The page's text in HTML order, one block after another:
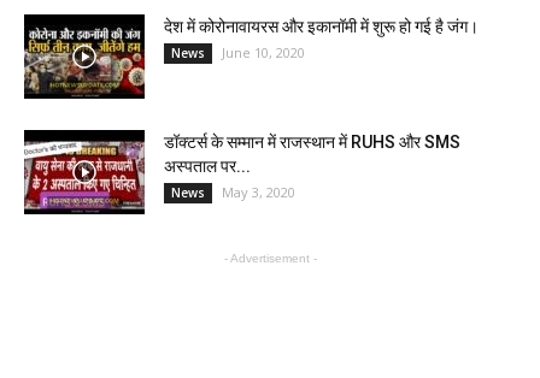
देश में कोरोनावायरस और इकानॉमी में शुरू हो गई है जंग।
News June 10, 2020
डॉक्टर्स के सम्मान में राजस्थान में RUHS और SMS
अस्पताल पर...
News May 3, 2020
- Advertisement -